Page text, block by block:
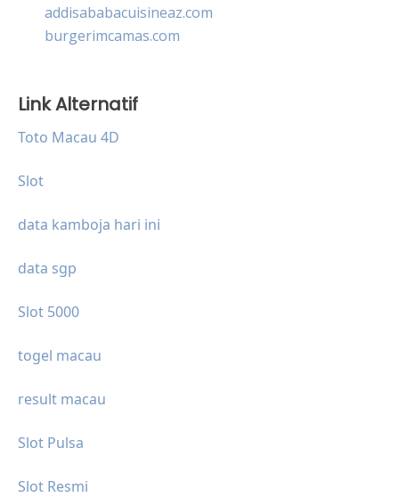
addisababacuisineaz.com
burgerimcamas.com
Link Alternatif
Toto Macau 4D
Slot
data kamboja hari ini
data sgp
Slot 5000
togel macau
result macau
Slot Pulsa
Slot Resmi